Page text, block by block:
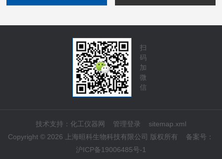
扫
码
加
微
信
技术支持： 化工仪器网 管理登录
sitemap.xml
Copyright © 2026 上海晅科生物科技有限公司 版权所有 备案号：
沪ICP备19006485号-1